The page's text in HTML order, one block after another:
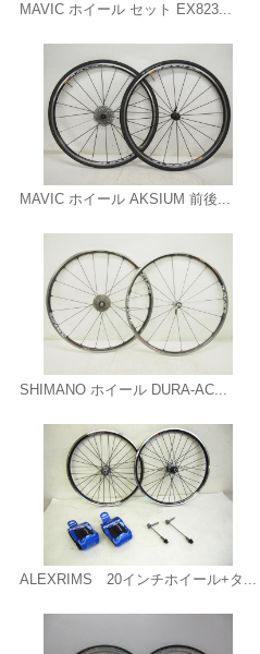
MAVIC ホイール セット EX823...
MAVIC ホイール AKSIUM 前後...
SHIMANO ホイール DURA-AC...
ALEXRIMS 20インチホイール+タ...